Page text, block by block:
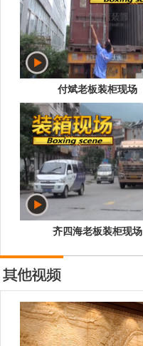
付斌老板装柜现场
齐四海老板装柜现场